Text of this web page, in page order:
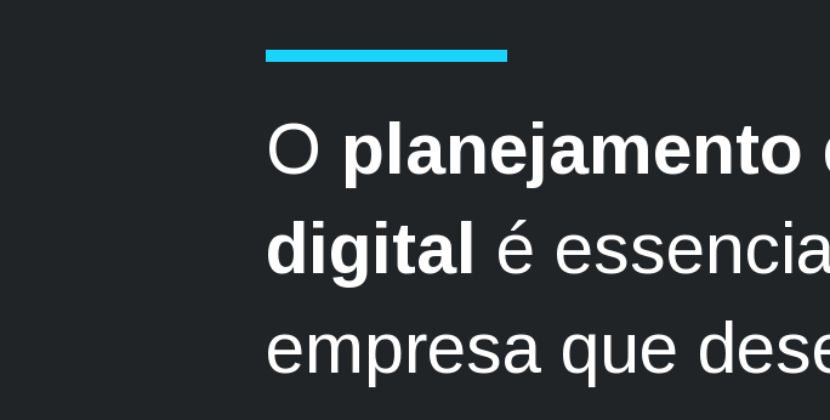
O planejamento
digital é
empresa que